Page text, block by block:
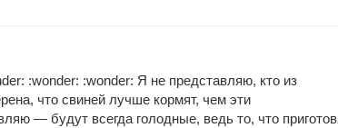
:wonder: :wonder: Я не представляю, кто из
что свиней лучше кормят, чем эти
— будут всегда голодные, ведь то, что